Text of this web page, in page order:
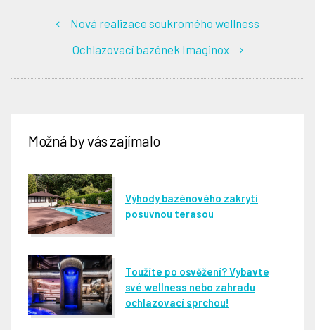
Nová realizace soukromého wellness
Ochlazovací bazének Imaginox
Možná by vás zajímalo
Výhody bazénového zakrytí
posuvnou terasou
Toužíte po osvěžení? Vybavte
své wellness nebo zahradu
ochlazovací sprchou!